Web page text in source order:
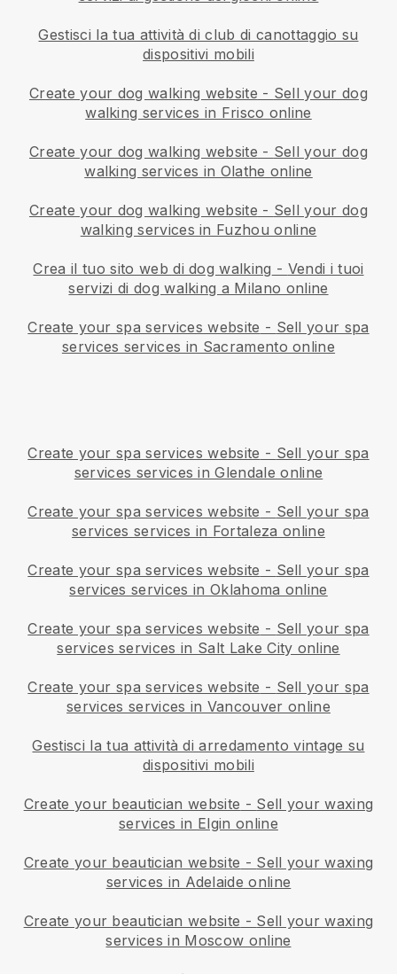
Gestisci la tua attività di club di canottaggio su
dispositivi mobili
Create your dog walking website - Sell your dog
walking services in Frisco online
Create your dog walking website - Sell your dog
walking services in Olathe online
Create your dog walking website - Sell your dog
walking services in Fuzhou online
Crea il tuo sito web di dog walking - Vendi i tuoi
servizi di dog walking a Milano online
Create your spa services website - Sell your spa
services services in Sacramento online
Create your spa services website - Sell your spa
services services in Glendale online
Create your spa services website - Sell your spa
services services in Fortaleza online
Create your spa services website - Sell your spa
services services in Oklahoma online
Create your spa services website - Sell your spa
services services in Salt Lake City online
Create your spa services website - Sell your spa
services services in Vancouver online
Gestisci la tua attività di arredamento vintage su
dispositivi mobili
Create your beautician website - Sell your waxing
services in Elgin online
Create your beautician website - Sell your waxing
services in Adelaide online
Create your beautician website - Sell your waxing
services in Moscow online